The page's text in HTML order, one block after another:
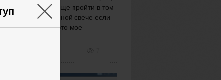
×
т.к цена может еще пройти в том
на длинной свече если
идет вбок.Но это мое